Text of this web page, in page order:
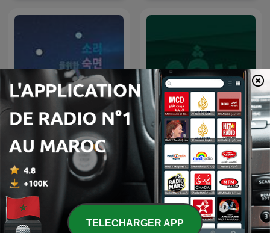
숙면과 집중을 위한 백색소음
| 자연의 소리 ASMR
بودكاست ريڤو
TELECHARGER APP